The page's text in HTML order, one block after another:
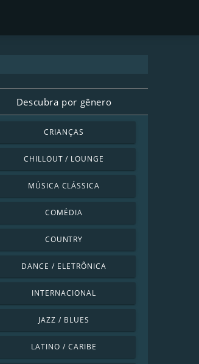
Descubra por gênero
CRIANÇAS
CHILLOUT / LOUNGE
MÚSICA CLÁSSICA
COMÉDIA
COUNTRY
DANCE / ELETRÔNICA
INTERNACIONAL
JAZZ / BLUES
LATINO / CARIBE